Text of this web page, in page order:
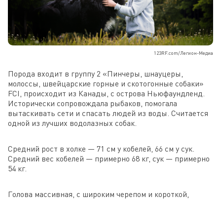
123RF.com/Легион-Медиа
Порода входит в группу 2 «Пинчеры, шнауцеры,
молоссы, швейцарские горные и скотогонные собаки»
FCI, происходит из Канады, с острова Ньюфаундленд.
Исторически сопровождала рыбаков, помогала
вытаскивать сети и спасать людей из воды. Считается
одной из лучших водолазных собак.
Средний рост в холке — 71 см у кобелей, 66 см у сук.
Средний вес кобелей — примерно 68 кг, сук — примерно
54 кг.
Голова массивная, с широким черепом и короткой,